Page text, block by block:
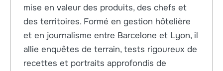
mise en valeur des produits, des chefs et
des territoires. Formé en gestion hôtelière
et en journalisme entre Barcelone et Lyon, il
allie enquêtes de terrain, tests rigoureux de
recettes et portraits approfondis de